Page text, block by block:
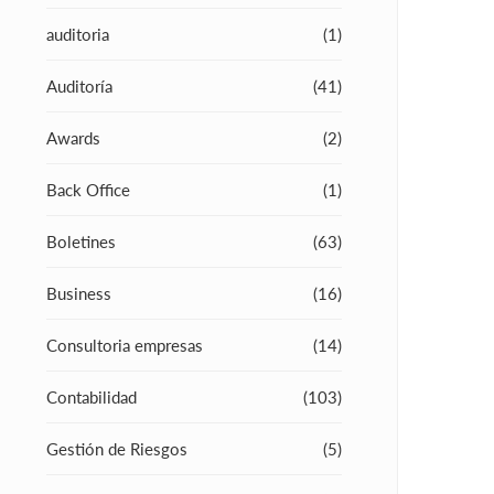
auditoria (1)
Auditoría (41)
Awards (2)
Back Office (1)
Boletines (63)
Business (16)
Consultoria empresas (14)
Contabilidad (103)
Gestión de Riesgos (5)